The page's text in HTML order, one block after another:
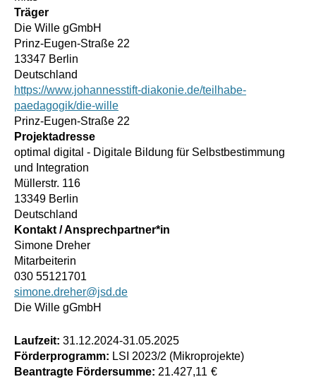
Träger
Die Wille gGmbH
Prinz-Eugen-Straße 22
13347 Berlin
Deutschland
https://www.johannesstift-diakonie.de/teilhabe-
paedagogik/die-wille
Prinz-Eugen-Straße 22
Projektadresse
optimal digital - Digitale Bildung für Selbstbestimmung
und Integration
Müllerstr. 116
13349 Berlin
Deutschland
Kontakt / Ansprechpartner*in
Simone Dreher
Mitarbeiterin
030 55121701
simone.dreher@jsd.de
Die Wille gGmbH
Laufzeit: 31.12.2024-31.05.2025
Förderprogramm: LSI 2023/2 (Mikroprojekte)
Beantragte Fördersumme: 21.427,11 €